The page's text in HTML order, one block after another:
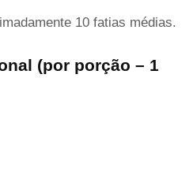
10 fatias médias.
(por porção – 1